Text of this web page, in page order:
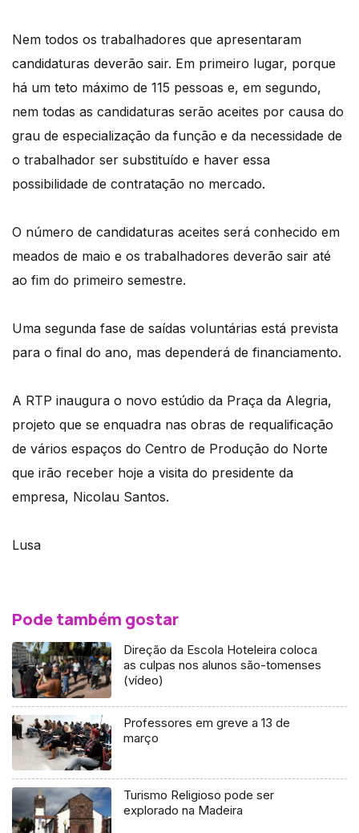
Nem todos os trabalhadores que apresentaram
candidaturas deverão sair. Em primeiro lugar, porque
há um teto máximo de 115 pessoas e, em segundo,
nem todas as candidaturas serão aceites por causa do
grau de especialização da função e da necessidade de
o trabalhador ser substituído e haver essa
possibilidade de contratação no mercado.
O número de candidaturas aceites será conhecido em
meados de maio e os trabalhadores deverão sair até
ao fim do primeiro semestre.
Uma segunda fase de saídas voluntárias está prevista
para o final do ano, mas dependerá de financiamento.
A RTP inaugura o novo estúdio da Praça da Alegria,
projeto que se enquadra nas obras de requalificação
de vários espaços do Centro de Produção do Norte
que irão receber hoje a visita do presidente da
empresa, Nicolau Santos.
Lusa
Pode também gostar
Direção da Escola Hoteleira coloca
as culpas nos alunos são-tomenses
(vídeo)
Professores em greve a 13 de
março
Turismo Religioso pode ser
explorado na Madeira